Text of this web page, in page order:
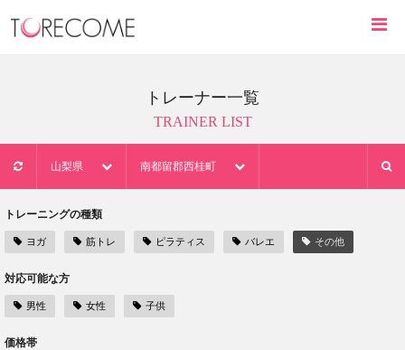
トレーナー一覧
TRAINER LIST
山梨県 南都留郡西桂町
トレーニングの種類
ヨガ 筋トレ ピラティス バレエ その他
対応可能な方
男性 女性 子供
価格帯